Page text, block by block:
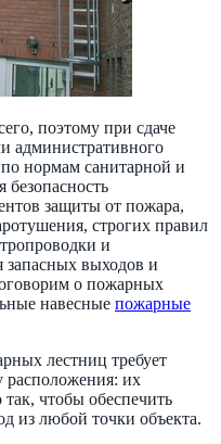
поэтому при сдаче
административного
по нормам санитарной и
защиты от пожара,
строгих правил
и
запасных выходов и
о пожарных
навесные пожарные
лестниц требует
расположения: их
чтобы обеспечить
из любой точки объекта.